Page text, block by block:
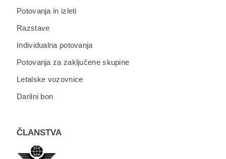
Potovanja in izleti
Razstave
Individualna potovanja
Potovanja za zaključene skupine
Letalske vozovnice
Darilni bon
ČLANSTVA